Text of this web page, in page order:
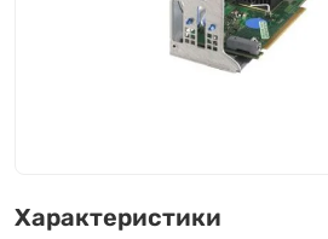
Характеристики